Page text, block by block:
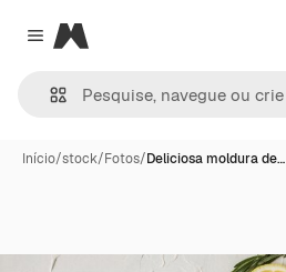
Close menu
Magnific
Início/stock/Fotos/Deliciosa moldura de…